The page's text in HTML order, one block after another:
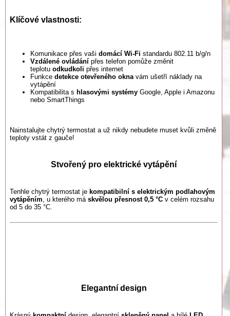
Klíčové vlastnosti:
Komunikace přes vaši domácí Wi-Fi standardu 802.11 b/g/n
Vzdálené ovládání přes telefon pomůže změnit
teplotu odkudkoli přes internet
Funkce detekce otevřeného oknavám ušetří náklady na
vytápění
Kompatibilita s hlasovými systémy Google, Apple i Amazonu
nebo SmartThings
Nainstalujte chytrý termostat a už nikdy nebudete muset kvůli změně
teploty vstát z gauče!
Stvořený pro elektrické vytápění
Tenhle chytrý termostat je kompatibilní s elektrickým podlahovým
vytápěním, u kterého má skvělou přesnost 0,5 °C v celém rozsahu
od 5 do 35 °C.
Elegantní design